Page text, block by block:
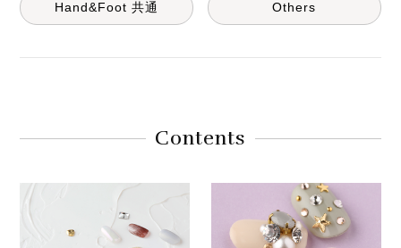
Hand&Foot 共通 Others
Contents